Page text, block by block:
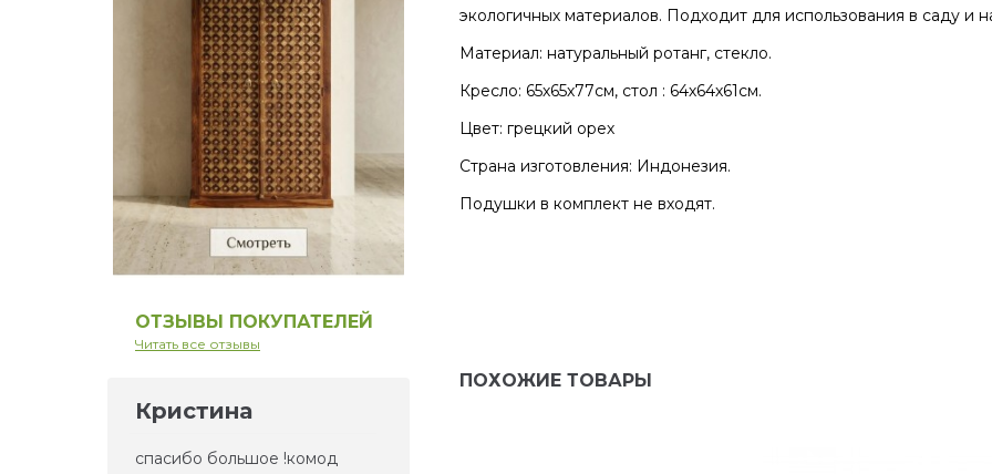
ОТЗЫВЫ ПОКУПАТЕЛЕЙ
Читать все отзывы
Кристина
спасибо большое !комод
экологичных материалов. Подходит для использования в саду и
Материал: натуральный ротанг, стекло.
Кресло: 65х65х77см, стол : 64х64х61см.
Цвет: грецкий орех
Страна изготовления: Индонезия.
Подушки в комплект не входят.
ПОХОЖИЕ ТОВАРЫ